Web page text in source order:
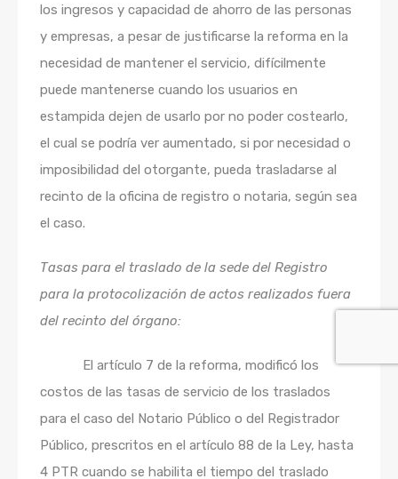
los ingresos y capacidad de ahorro de las personas
y empresas, a pesar de justificarse la reforma en la
necesidad de mantener el servicio, difícilmente
puede mantenerse cuando los usuarios en
estampida dejen de usarlo por no poder costearlo,
el cual se podría ver aumentado, si por necesidad o
imposibilidad del otorgante, pueda trasladarse al
recinto de la oficina de registro o notaria, según sea
el caso.
Tasas para el traslado de la sede del Registro
para la protocolización de actos realizados fuera
del recinto del órgano:
El artículo 7 de la reforma, modificó los
costos de las tasas de servicio de los traslados
para el caso del Notario Público o del Registrador
Público, prescritos en el artículo 88 de la Ley, hasta
4 PTR cuando se habilita el tiempo del traslado